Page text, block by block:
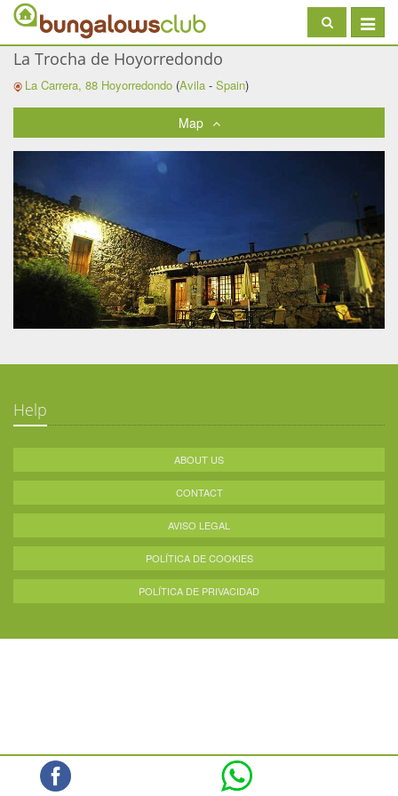
Toggle
La Trocha de Hoyorredondo
La Carrera, 88 Hoyorredondo (Avila -Spain)
Map
Help
ABOUT US
CONTACT
AVISO LEGAL
POLÍTICA DE COOKIES
POLÍTICA DE PRIVACIDAD